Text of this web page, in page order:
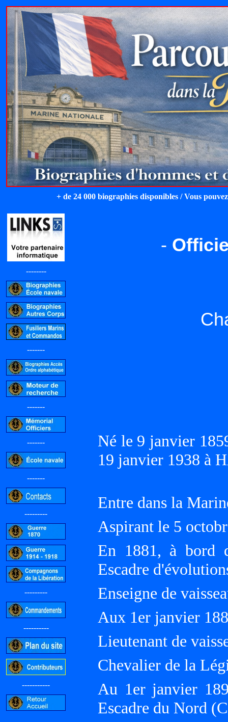
+ de 24 000 biographies disponibles / Vous
--------
-------
-------
-------
-------
---------
---------
----------
-----------
-
Né le 9 janvier
19 janvier 1938 à
Entre dans la
Aspirant le 5
En 1881, à bord
Escadre
Enseigne de
Aux 1er janvier
Lieutenant de
Chevalier de la
Au 1er janvier
Escadre du Nord